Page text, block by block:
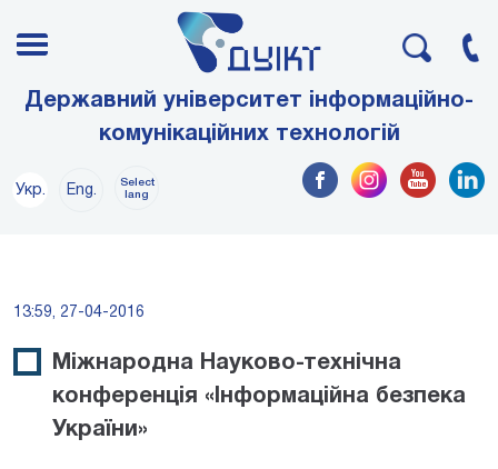
Державний університет інформаційно-
комунікаційних технологій
Укр. Eng.
Select
lang
13:59, 27-04-2016
Міжнародна Науково-технічна
конференція «Інформаційна безпека
України»